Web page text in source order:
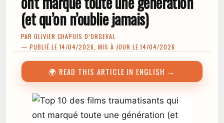
(et qu’on n’oublie jamais)
PAR OLIVIER CHAPUIS D’ORGEVAL
— PUBLIÉ LE 14/04/2026, MIS À JOUR LE 14/04/2026
🌍 READ THIS ARTICLE IN ENGLISH →